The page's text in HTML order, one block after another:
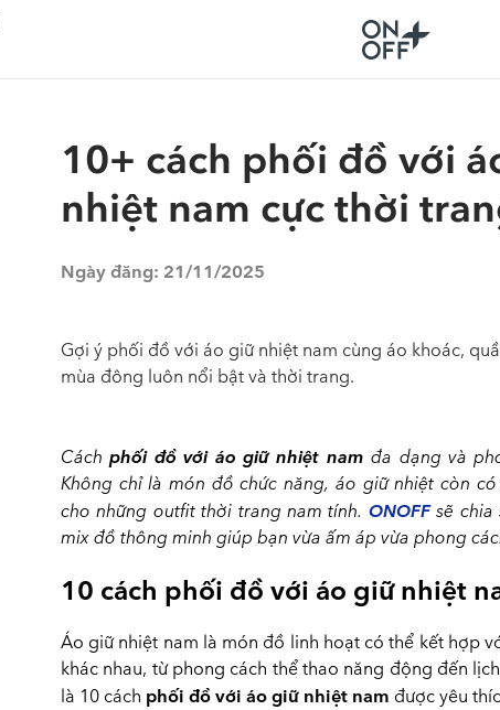
10+ cách phối đồ với
nhiệt nam cực thời
Ngày đăng: 21/11/2025
Gợi ý phối đồ với áo giữ nhiệt nam cùng áo khoác,
mùa đông luôn nổi bật và thời trang.
Cáchphối đồ với áo giữ nhiệt nam đa dạng và
Không chỉ là món đồ chức năng, áo giữ nhiệt còn
cho những outfit thời trang nam tính. ONOFF sẽ
mix đồ thông minh giúp bạn vừa ấm áp vừa phong
10 cách phối đồ với áo giữ nhiệt
Áo giữ nhiệt nam là món đồ linh hoạt có thể kết hợp
khác nhau, từ phong cách thể thao năng động đến
là 10 cách phối đồ với áo giữ nhiệt nam được yêu